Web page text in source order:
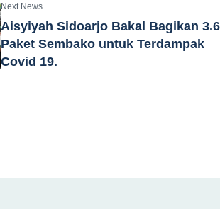
Next News
Aisyiyah Sidoarjo Bakal Bagikan
Paket Sembako untuk Terdampak
Covid 19.